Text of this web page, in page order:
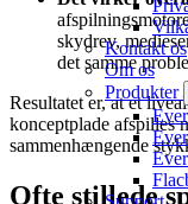
Kontakt os
Om os
Produkter
skydrev,
det samme
Resultatet er, at et
konceptplade afspilles
sammenhængende
Ofte stillede